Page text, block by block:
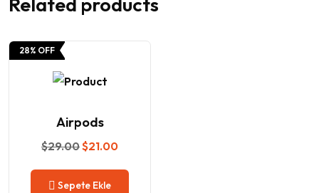
28% OFF
Airpods
$29.00$21.00
Sepete Ekle